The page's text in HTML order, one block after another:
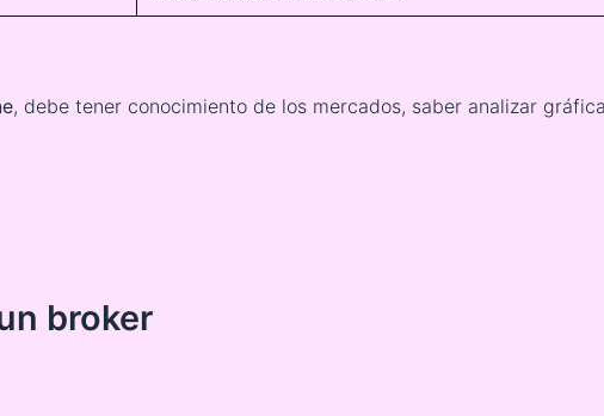
, debe tener conocimiento de los mercados, saber analizar
broker